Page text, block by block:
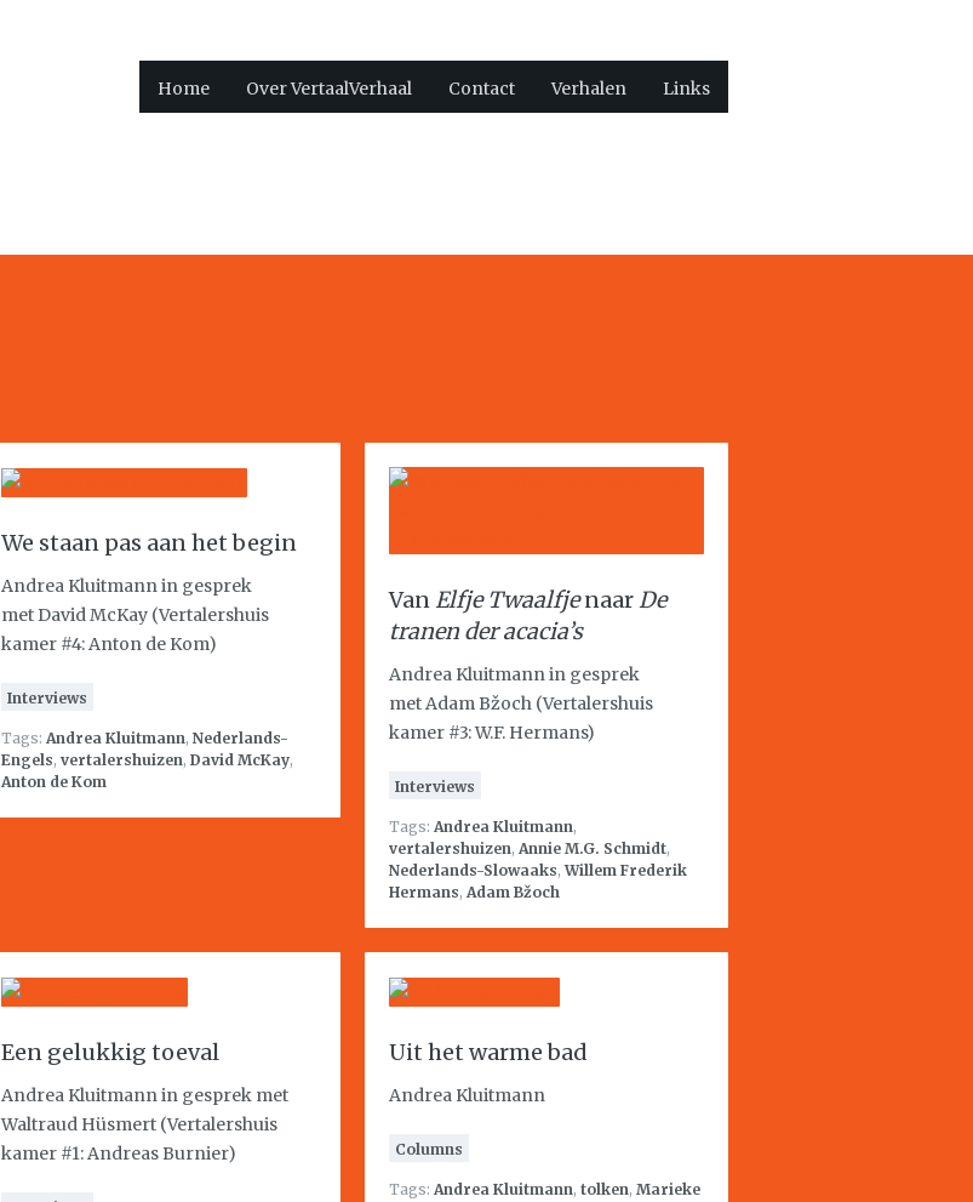
Home Over VertaalVerhaal Contact Verhalen Links
We staan pas aan het begin
Andrea Kluitmann in gesprek
met David McKay (Vertalershuis
kamer #4: Anton de Kom)
Interviews
Tags: Andrea Kluitmann, Nederlands-
Engels, vertalershuizen, David McKay,
Anton de Kom
VanElfje TwaalfjenaarDe
tranen der acacia’s
Andrea Kluitmann in gesprek
met Adam Bžoch (Vertalershuis
kamer #3: W.F. Hermans)
Interviews
Tags: Andrea Kluitmann,
vertalershuizen, Annie M.G. Schmidt,
Nederlands-Slowaaks,Willem Frederik
Hermans, Adam Bžoch
Een gelukkig toeval
Andrea Kluitmann in gesprek met
Waltraud Hüsmert (Vertalershuis
kamer #1: Andreas Burnier)
Uit het warme bad
Andrea Kluitmann
Columns
Tags: Andrea Kluitmann, tolken, Marieke